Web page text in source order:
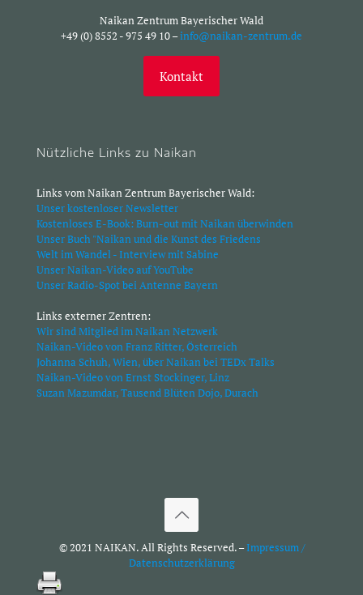
Naikan Zentrum Bayerischer Wald
+49 (0) 8552 - 975 49 10 –info@naikan-zentrum.de
Kontakt
Nützliche Links zu Naikan
Links vom Naikan Zentrum Bayerischer Wald:
Unser kostenloser Newsletter
Kostenloses E-Book: Burn-out mit Naikan überwinden
Unser Buch "Naikan und die Kunst des Friedens
Welt im Wandel - Interview mit Sabine
Unser Naikan-Video auf YouTube
Unser Radio-Spot bei Antenne Bayern
Links externer Zentren:
Wir sind Mitglied im Naikan Netzwerk
Naikan-Video von Franz Ritter, Österreich
Johanna Schuh, Wien, über Naikan bei TEDx Talks
Naikan-Video von Ernst Stockinger, Linz
Suzan Mazumdar, Tausend Blüten Dojo, Durach
© 2021 NAIKAN. All Rights Reserved. –Impressum /
Datenschutzerklärung